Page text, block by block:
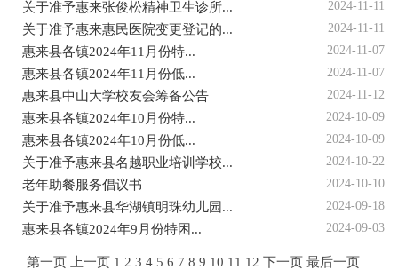
关于准予惠来张俊松精神卫生诊所... 2024-11-11
关于准予惠来惠民医院变更登记的... 2024-11-11
惠来县各镇2024年11月份特... 2024-11-07
惠来县各镇2024年11月份低... 2024-11-07
惠来县中山大学校友会筹备公告 2024-11-12
惠来县各镇2024年10月份特... 2024-10-09
惠来县各镇2024年10月份低... 2024-10-09
关于准予惠来县名越职业培训学校... 2024-10-22
老年助餐服务倡议书 2024-10-10
关于准予惠来县华湖镇明珠幼儿园... 2024-09-18
惠来县各镇2024年9月份特困... 2024-09-03
第一页 上一页 1 2 3 4 5 6 7 8 9 10 11 12 下一页 最后一页